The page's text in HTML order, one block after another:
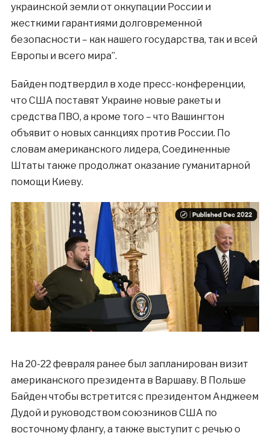
украинской земли от оккупации России и
жесткими гарантиями долговременной
безопасности – как нашего государства, так и всей
Европы и всего мира”.
Байден подтвердил в ходе пресс-конференции,
что США поставят Украине новые ракеты и
средства ПВО, а кроме того – что Вашингтон
объявит о новых санкциях против России. По
словам американского лидера, Соединенные
Штаты также продолжат оказание гуманитарной
помощи Киеву.
На 20-22 февраля ранее был запланирован визит
американского президента в Варшаву. В Польше
Байден чтобы встретится с президентом Анджеем
Дудой и руководством союзников США по
восточному флангу, а также выступит с речью о